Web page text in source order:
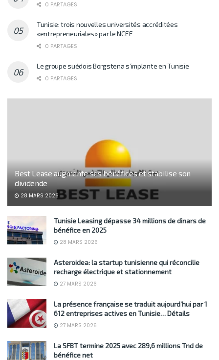
0 PARTAGES
Tunisie: trois nouvelles universités accréditées
«entrepreneuriales» par le NCEE
0 PARTAGES
Le groupe suédois Borgstena s’implante en Tunisie
0 PARTAGES
Best Lease augmente ses bénéfices et stabilise son
dividende
28 MARS 2026
Tunisie Leasing dépasse 34 millions de dinars de
bénéfice en 2025
28 MARS 2026
Asteroidea: la startup tunisienne qui réconcilie
recharge électrique et stationnement
27 MARS 2026
La présence française se traduit aujourd’hui par 1
612 entreprises actives en Tunisie… Détails
27 MARS 2026
La SFBT termine 2025 avec 289,6 millions Tnd de
bénéfice net